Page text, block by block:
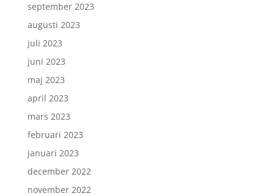
september 2023
augusti 2023
juli 2023
juni 2023
maj 2023
april 2023
mars 2023
februari 2023
januari 2023
december 2022
november 2022